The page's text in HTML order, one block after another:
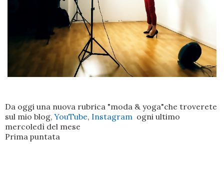
Da oggi una nuova rubrica "moda & yoga"che troverete
sul mio blog,YouTube, Instagram ogni ultimo
mercoledì del mese
Prima puntata